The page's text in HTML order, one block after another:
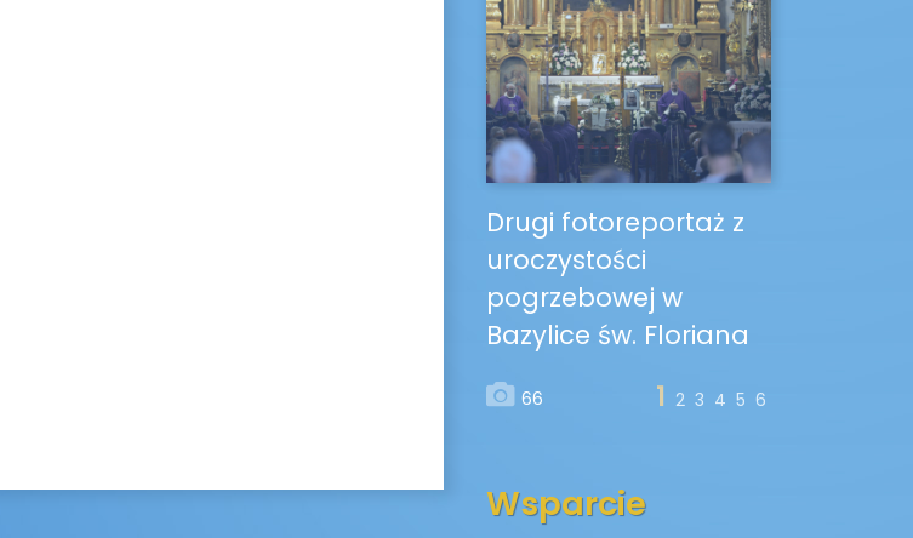
Drugi fotoreportaż z
uroczystości
pogrzebowej w
Bazylice św. Floriana
66 1 2 3 4 5 6
Wsparcie